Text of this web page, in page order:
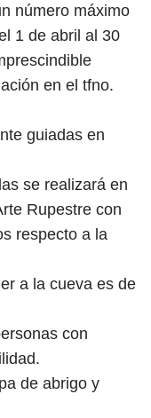
número máximo
1 de abril al 30
en el tfno.
guiadas en
se realizará en
Rupestre con
respecto a la
a la cueva es de
con
de abrigo y